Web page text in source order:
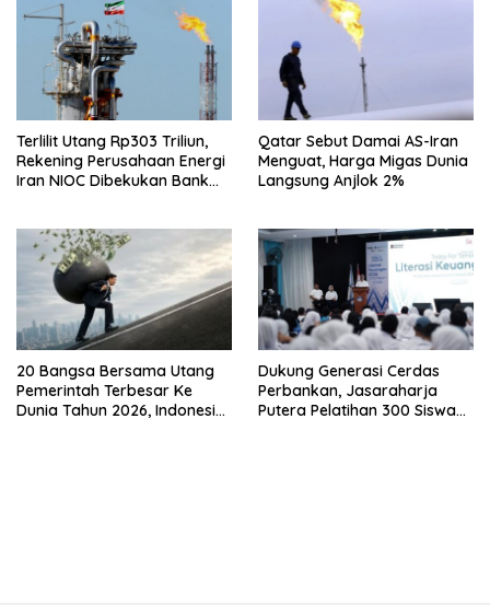
Terlilit Utang Rp303 Triliun,
Rekening Perusahaan Energi
Iran NIOC Dibekukan Bank
Qatar Sebut Damai AS-Iran
Menguat, Harga Migas Dunia
Langsung Anjlok 2%
20 Bangsa Bersama Utang
Pemerintah Terbesar Ke
Dunia Tahun 2026, Indonesia
Dukung Generasi Cerdas
Perbankan, Jasaraharja
Putera Pelatihan 300 Siswa